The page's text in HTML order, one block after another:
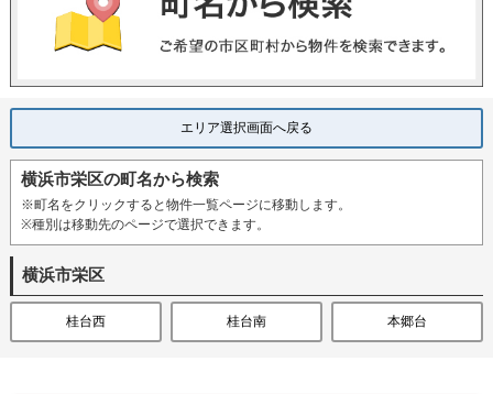
エリア選択画面へ戻る
横浜市栄区の町名から検索
※町名をクリックすると物件一覧ページに移動します。
※種別は移動先のページで選択できます。
横浜市栄区
桂台西 桂台南 本郷台